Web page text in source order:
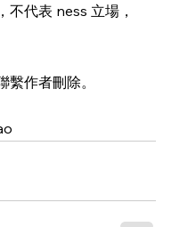
不代表 ness 立場，
作者刪除。